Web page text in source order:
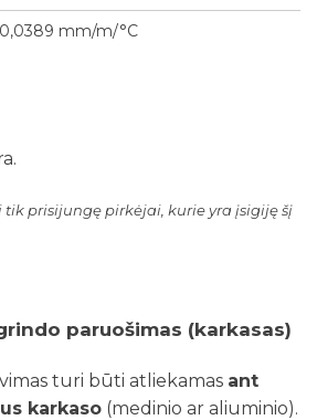
0,0389 mm/m/°C
prisijungę pirkėjai, kurie yra įsigiję šį
paruošimas (karkasas)
turi būti atliekamas ant
karkaso (medinio ar aliuminio).